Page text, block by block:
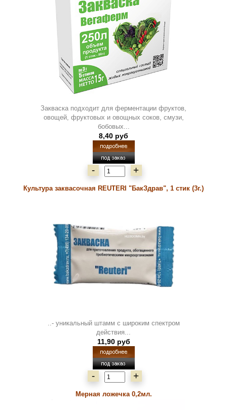
Закваска подходит для ферментации фруктов,
овощей, фруктовых и овощных соков, смузи,
бобовых...
8,40 руб
- +
Культура заквасочная REUTERI "БакЗдрав", 1 стик (3г.)
..- уникальный штамм с широким спектром
действия...
11,90 руб
- +
Мерная ложечка 0,2мл.